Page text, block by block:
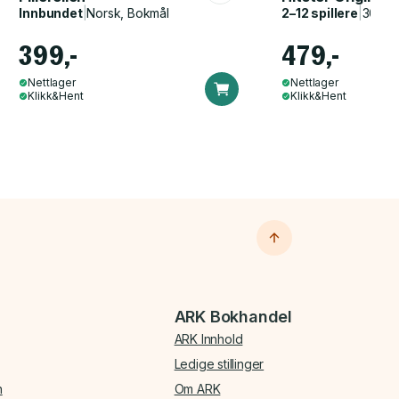
Innbundet|Norsk, Bokmål
399,-
Nettlager
Klikk&Hent
2–12 spillere
479,-
Nettlager
Klikk&Hent
ARK Bokhandel
ARK Innhold
Ledige stillinger
Om ARK